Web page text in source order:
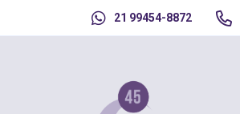
21 99454-8872